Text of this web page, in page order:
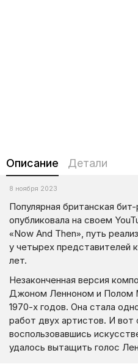
Описание Детали
8 ноября 2023
Популярная британская
опубликовала на своем
«Now And Then», путь
у четырех представителей
лет.
Незаконченная версия
Джоном Ленноном и Полом
1970-х годов. Она стала
работ двух артистов. И вот
воспользовавшись
удалось вытащить голос